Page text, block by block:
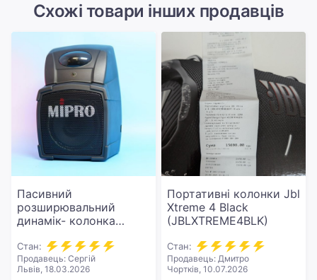
Схожі товари інших продавців
Пасивний
розширювальний
динамік- колонка
розширювальний
динамік- колонка
високої якості [MIPRO
Стан:
Продавець: Сергій
Львів, 18.03.2026
Портативні колонки Jbl
Xtreme 4 Black
(JBLXTREME4BLK)
Стан:
Продавець: Дмитро
Чортків, 10.07.2026